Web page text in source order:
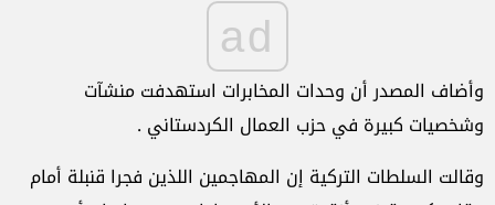
ad
وأضاف المصدر أن وحدات المخابرات استهدفت منشآت
وشخصيات كبيرة في حزب العمال الكردستاني .
وقالت السلطات التركية إن المهاجمين اللذين فجرا قنبلة أمام